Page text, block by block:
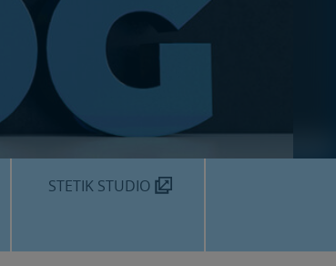
FORMACIÓN
PUBLICACIONES CIENTÍFICAS
LA VOZ DEL EXPERTO
STETIK STUDIO